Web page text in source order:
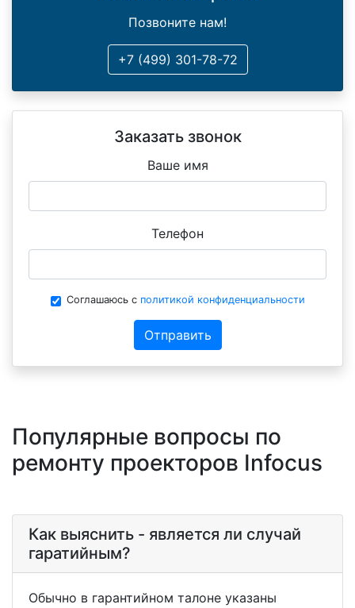
Позвоните нам!
+7 (499) 301-78-72
Заказать звонок
Ваше имя
Телефон
Соглашаюсь с политикой конфиденциальности
Отправить
Популярные вопросы по
ремонту проекторов Infocus
Как выяснить - является ли случай
гаратийным?
Обычно в гарантийном талоне указаны